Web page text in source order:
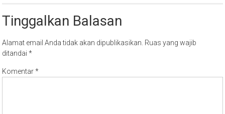
Tinggalkan Balasan
Alamat email Anda tidak akan dipublikasikan. Ruas yang wajib
ditandai*
Komentar*